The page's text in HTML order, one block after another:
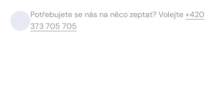
Potřebujete se nás na něco zeptat? Volejte+420
373 705 705